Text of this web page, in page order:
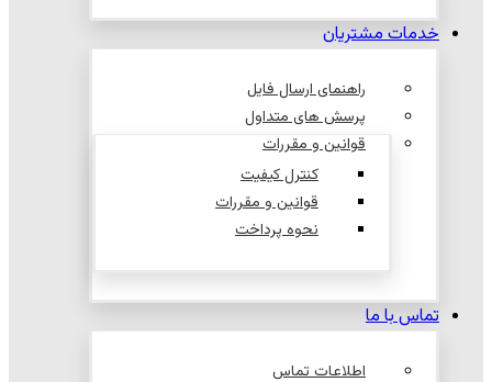
خدمات مشتریان
راهنمای ارسال فایل
پرسش های متداول
قوانین و مقررات
کنترل کیفیت
قوانین و مقررات
نحوه پرداخت
تماس با ما
اطلاعات تماس